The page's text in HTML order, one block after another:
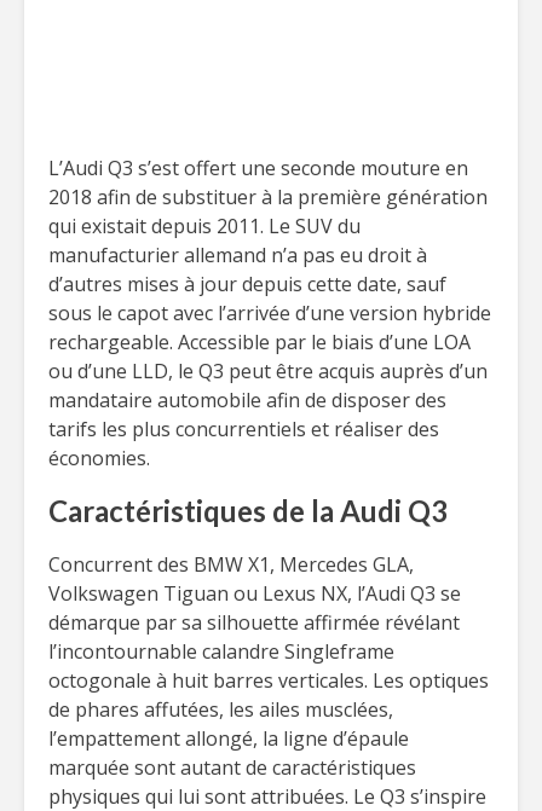
L’Audi Q3 s’est offert une seconde mouture en
2018 afin de substituer à la première génération
qui existait depuis 2011. Le SUV du
manufacturier allemand n’a pas eu droit à
d’autres mises à jour depuis cette date, sauf
sous le capot avec l’arrivée d’une version hybride
rechargeable. Accessible par le biais d’une LOA
ou d’une LLD, le Q3 peut être acquis auprès d’un
mandataire automobile afin de disposer des
tarifs les plus concurrentiels et réaliser des
économies.
Caractéristiques de la Audi Q3
Concurrent des BMW X1, Mercedes GLA,
Volkswagen Tiguan ou Lexus NX, l’Audi Q3 se
démarque par sa silhouette affirmée révélant
l’incontournable calandre Singleframe
octogonale à huit barres verticales. Les optiques
de phares affutées, les ailes musclées,
l’empattement allongé, la ligne d’épaule
marquée sont autant de caractéristiques
physiques qui lui sont attribuées. Le Q3 s’inspire